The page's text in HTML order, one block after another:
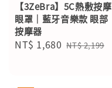
【3ZeBra】5C熱敷按摩
眼罩｜藍牙音樂款 眼部
按摩器
Sale
NT$ 1,680 Regular
NT$ 2,199